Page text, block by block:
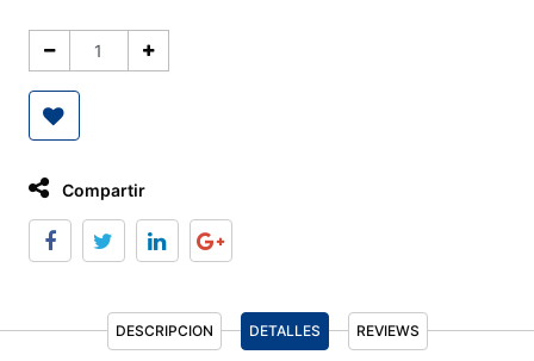
Compartir
DESCRIPCION DETALLES REVIEWS